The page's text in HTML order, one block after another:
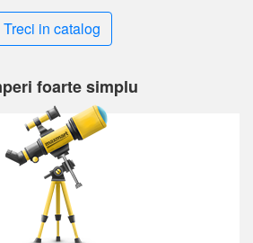
Treci in catalog
foarte simplu